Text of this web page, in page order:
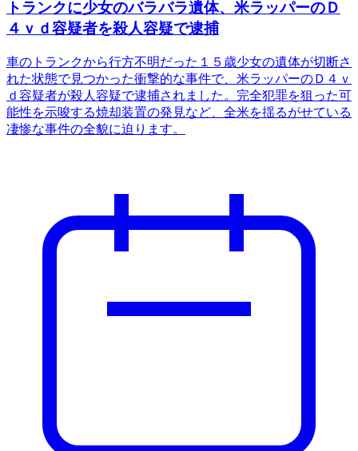
トランクに少女のバラバラ遺体、米ラッパーのＤ
４ｖｄ容疑者を殺人容疑で逮捕
車のトランクから行方不明だった１５歳少女の遺体が切断さ
れた状態で見つかった衝撃的な事件で、米ラッパーのＤ４ｖ
ｄ容疑者が殺人容疑で逮捕されました。完全犯罪を狙った可
能性を示唆する焼却装置の発見など、全米を揺るがせている
凄惨な事件の全貌に迫ります。